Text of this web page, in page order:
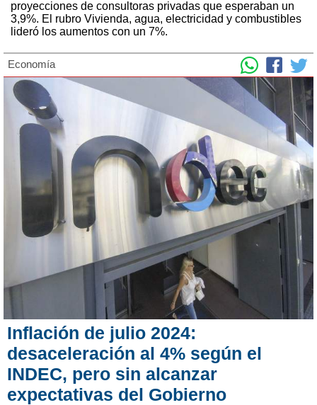
proyecciones de consultoras privadas que esperaban un
3,9%. El rubro Vivienda, agua, electricidad y combustibles
lideró los aumentos con un 7%.
Economía
Inflación de julio 2024:
desaceleración al 4% según el
INDEC, pero sin alcanzar
expectativas del Gobierno